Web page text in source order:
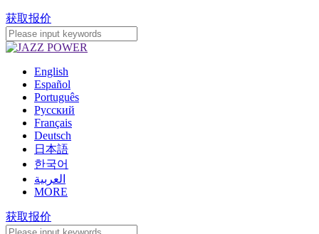
获取报价
English
Español
Português
Pусский
Français
Deutsch
日本語
한국어
العربية
MORE
获取报价